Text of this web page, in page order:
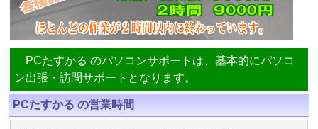
PCたすかる のパソコンサポートは、基本的にパソコ
ン出張・訪問サポートとなります。
PCたすかる の営業時間